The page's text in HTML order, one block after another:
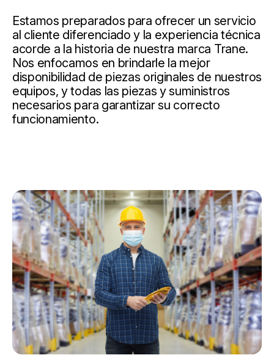
Estamos preparados para ofrecer un servicio
al cliente diferenciado y la experiencia técnica
acorde a la historia de nuestra marca Trane.
Nos enfocamos en brindarle la mejor
disponibilidad de piezas originales de nuestros
equipos, y todas las piezas y suministros
necesarios para garantizar su correcto
funcionamiento.